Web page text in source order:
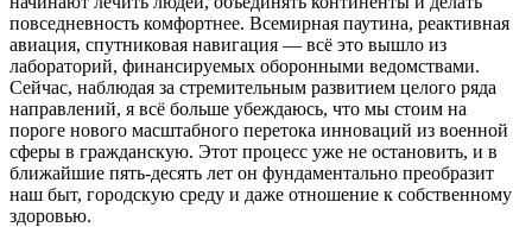
повседневность комфортнее. Всемирная паутина, реактивная
авиация, спутниковая навигация — всё это вышло из
лабораторий, финансируемых оборонными ведомствами.
Сейчас, наблюдая за стремительным развитием целого ряда
направлений, я всё больше убеждаюсь, что мы стоим на
пороге нового масштабного перетока инноваций из военной
сферы в гражданскую. Этот процесс уже не остановить, и в
ближайшие пять-десять лет он фундаментально преобразит
наш быт, городскую среду и даже отношение к собственному
здоровью.